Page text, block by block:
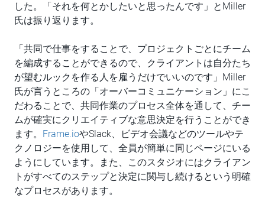
した。「それを何とかしたいと思ったんです」とMiller
氏は振り返ります。
「共同で仕事をすることで、プロジェクトごとにチーム
を編成することができるので、クライアントは自分たち
が望むルックを作る人を雇うだけでいいのです」Miller
氏が言うところの「オーバーコミュニケーション」にこ
だわることで、共同作業のプロセス全体を通して、チー
ムが確実にクリエイティブな意思決定を行うことができ
ます。
Frame.ioやSlack、ビデオ会議などのツールやテ
クノロジーを使用して、全員が簡単に同じページにいる
ようにしています。また、このスタジオにはクライアン
トがすべてのステップと決定に関与し続けるという明確
なプロセスがあります。